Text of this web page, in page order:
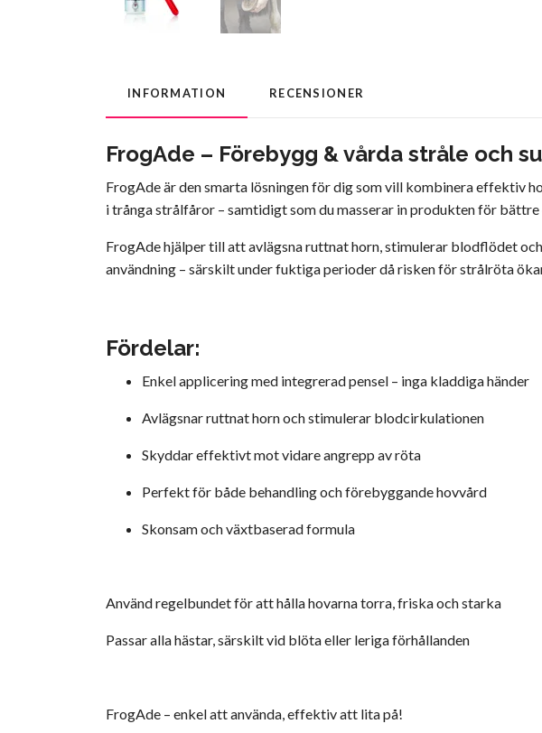
INFORMATION RECENSIONER
FrogAde – Förebygg & vårda stråle och
FrogAde är den smarta lösningen för dig som vill kombinera effektiv
i trånga strålfåror – samtidigt som du masserar in produkten för
FrogAde hjälper till att avlägsna ruttnat horn, stimulerar blodflödet
användning – särskilt under fuktiga perioder då risken för strålröta
Fördelar:
Enkel applicering med integrerad pensel – inga kladdiga händer
Avlägsnar ruttnat horn och stimulerar blodcirkulationen
Skyddar effektivt mot vidare angrepp av röta
Perfekt för både behandling och förebyggande hovvård
Skonsam och växtbaserad formula
Använd regelbundet för att hålla hovarna torra, friska och starka
Passar alla hästar, särskilt vid blöta eller leriga förhållanden
FrogAde – enkel att använda, effektiv att lita på!